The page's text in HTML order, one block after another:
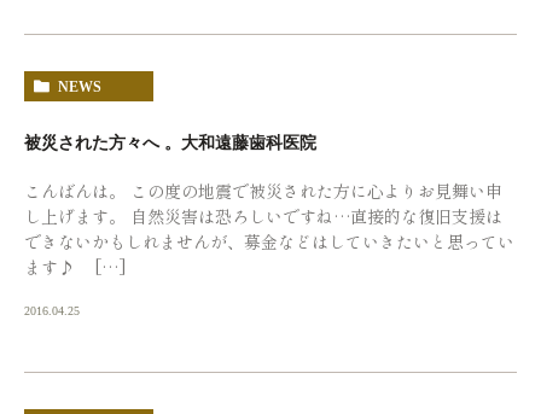
NEWS
被災された方々へ 。大和遠藤歯科医院
こんばんは。 この度の地震で被災された方に心よりお見舞い申
し上げます。 自然災害は恐ろしいですね…直接的な復旧支援は
できないかもしれませんが、募金などはしていきたいと思ってい
ます♪ […]
2016.04.25